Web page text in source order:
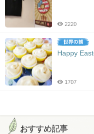
2220
Happy
1707
おすすめ記事